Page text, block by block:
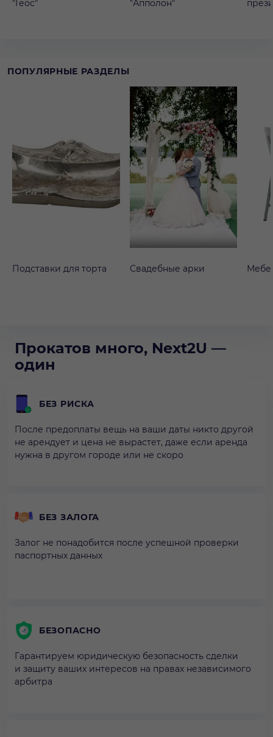
"Геос"
"Апполон"
ПОПУЛЯРНЫЕ РАЗДЕЛЫ
Подставки для торта Свадебные арки
Прокатов много, Next2U —
один
БЕЗ РИСКА
После предоплаты вещь на ваши даты никто другой
не арендует и цена не вырастет, даже если аренда
нужна в другом городе или не скоро
БЕЗ ЗАЛОГА
Залог не понадобится после успешной проверки
паспортных данных
БЕЗОПАСНО
Гарантируем юридическую безопасность сделки
и защиту ваших интересов на правах независимого
арбитра